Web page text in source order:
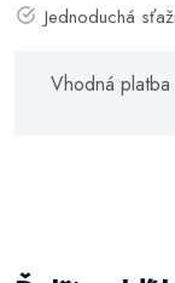
Jednoduchá
Vhodná platba